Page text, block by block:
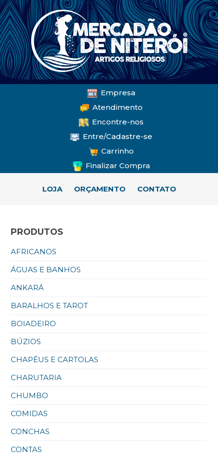
Empresa
Atendimento
Encontre-nos
Entre/Cadastre-se
Carrinho
Finalizar Compra
LOJA ORÇAMENTO CONTATO
PRODUTOS
AFRICANOS
ÁGUAS E BANHOS
ANKARÁ
BARALHOS E TAROT
BOIADEIRO
BÚZIOS
CHAPÉUS E CARTOLAS
CHARUTARIA
CHUMBO
COMIDAS
CONCHAS
CONTAS